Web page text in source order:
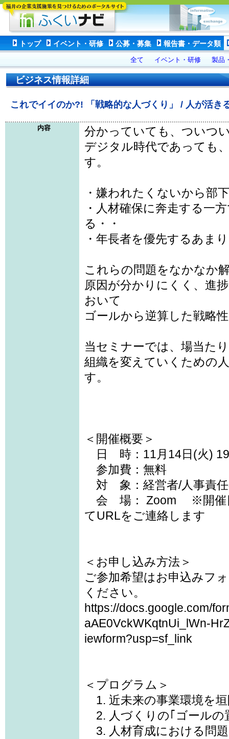
トップ イベント・研修 公募・募集 報告書・データ類
全て イベント・研修 製品
ビジネス情報詳細
これでイイのか?! 「戦略的な人づくり」 / 人が活き
内容
分かっていても、ついつ
デジタル時代であっても
す。
・嫌われたくないから部
・人材確保に奔走する一
る・・
・年長者を優先するあま
これらの問題をなかなか
原因が分かりにくく、進
おいて
ゴールから逆算した戦略
当セミナーでは、場当た
組織を変えていくための
す。
＜開催概要＞
日 時：11月14日(火)
参加費：無料
対 象：経営者/人事責任
会 場： Zoom ※開催日
てURLをご連絡します
＜お申し込み方法＞
ご参加希望はお申込みフ
ください。
https://docs.google.com/
aAE0VckWKqtnUi_lWn-
iewform?usp=sf_link
＜プログラム＞
1. 近未来の事業環境を
2. 人づくりの｢ゴールの
3. 人材育成における問